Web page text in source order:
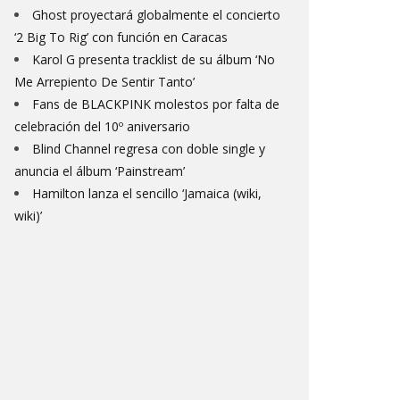
Ghost proyectará globalmente el concierto
‘2 Big To Rig’ con función en Caracas
Karol G presenta tracklist de su álbum ‘No
Me Arrepiento De Sentir Tanto’
Fans de BLACKPINK molestos por falta de
celebración del 10º aniversario
Blind Channel regresa con doble single y
anuncia el álbum ‘Painstream’
Hamilton lanza el sencillo ‘Jamaica (wiki,
wiki)’